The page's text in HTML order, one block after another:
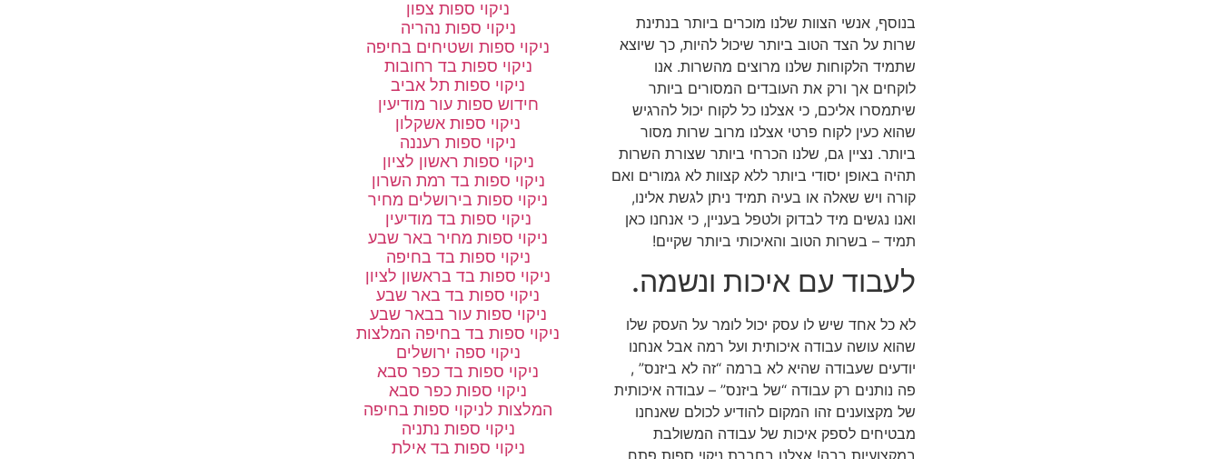
בנוסף, אנשי הצוות שלנו מוכרים ביותר בנתינת
שרות על הצד הטוב ביותר שיכול להיות, כך שיוצא
שתמיד הלקוחות שלנו מרוצים מהשרות. אנו
לוקחים אך ורק את העובדים המסורים ביותר
שיתמסרו אליכם, כי אצלנו כל לקוח יכול להרגיש
שהוא כעין לקוח פרטי אצלנו מרוב שרות מסור
ביותר. נציין גם, שלנו הכרחי ביותר שצורת השרות
תהיה באופן יסודי ביותר ללא קצוות לא גמורים ואם
קורה ויש שאלה או בעיה תמיד ניתן לגשת אלינו,
ואנו נגשים מיד לבדוק ולטפל בעניין, כי אנחנו כאן
תמיד – בשרות הטוב והאיכותי ביותר שקיים!
לעבוד עם איכות ונשמה.
לא כל אחד שיש לו עסק יכול לומר על העסק שלו
שהוא עושה עבודה איכותית ועל רמה אבל אנחנו
יודעים שעבודה שהיא לא ברמה “זה לא ביזנס” ,
פה נותנים רק עבודה “של ביזנס” – עבודה איכותית
של מקצוענים זהו המקום להודיע לכולם שאנחנו
מבטיחים לספק איכות של עבודה המשולבת
ניקוי ספות צפון
ניקוי ספות נהריה
ניקוי ספות ושטיחים בחיפה
ניקוי ספות בד רחובות
ניקוי ספות תל אביב
חידוש ספות עור מודיעין
ניקוי ספות אשקלון
ניקוי ספות רעננה
ניקוי ספות ראשון לציון
ניקוי ספות בד רמת השרון
ניקוי ספות בירושלים מחיר
ניקוי ספות בד מודיעין
ניקוי ספות מחיר באר שבע
ניקוי ספות בד בחיפה
ניקוי ספות בד בראשון לציון
ניקוי ספות בד באר שבע
ניקוי ספות עור בבאר שבע
ניקוי ספות בד בחיפה המלצות
ניקוי ספה ירושלים
ניקוי ספות בד כפר סבא
ניקוי ספות כפר סבא
המלצות לניקוי ספות בחיפה
ניקוי ספות נתניה
ניקוי ספות בד אילת